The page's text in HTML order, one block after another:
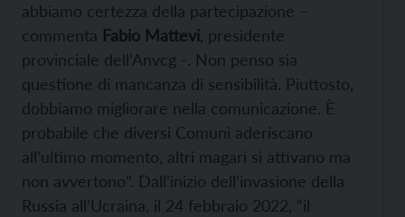
abbiamo certezza della partecipazione –
commenta Fabio Mattevi, presidente
provinciale dell’Anvcg -. Non penso sia
questione di mancanza di sensibilità. Piuttosto,
dobbiamo migliorare nella comunicazione. È
probabile che diversi Comuni aderiscano
all’ultimo momento, altri magari si attivano ma
non avvertono”. Dall’inizio dell’invasione della
Russia all’Ucraina, il 24 febbraio 2022, “il